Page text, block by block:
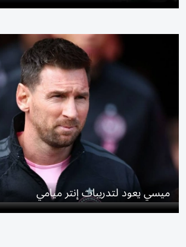
ميسي يعود لتدريبات إنتر ميامي